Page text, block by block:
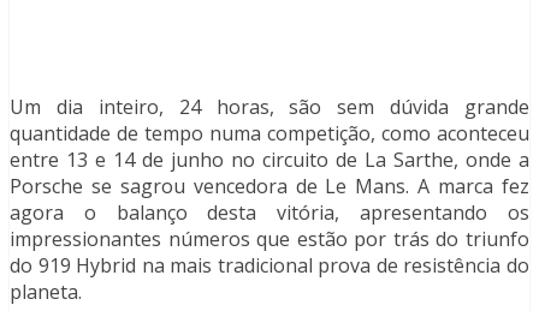
Um dia inteiro, 24 horas, são sem dúvida grande
quantidade de tempo numa competição, como aconteceu
entre 13 e 14 de junho no circuito de La Sarthe, onde a
Porsche se sagrou vencedora de Le Mans. A marca fez
agora o balanço desta vitória, apresentando os
impressionantes números que estão por trás do triunfo
do 919 Hybrid na mais tradicional prova de resistência do
planeta.